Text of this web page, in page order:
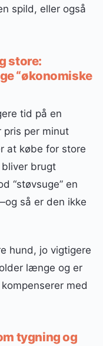
spild, eller også
store:
“økonomiske
tid på en
pris per minut
at købe for store
brugt
“støvsuge” en
så er den ikke
hund, jo vigtigere
længe og er
med
tygning og